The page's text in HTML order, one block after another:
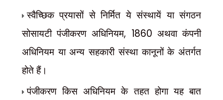
स्वैच्छिक प्रयासों से निर्मित ये संस्थायें या संगठन
सोसायटी पंजीकरण अधिनियम, 1860 अथवा कंपनी
अधिनियम या अन्य सहकारी संस्था कानूनों के अंतर्गत
होते हैं।
पंजीकरण किस अधिनियम के तहत होगा यह बात